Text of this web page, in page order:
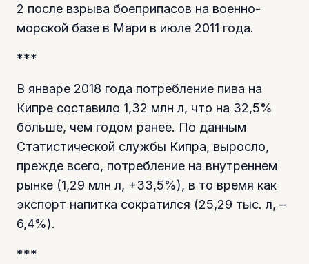
2 после взрыва боеприпасов на военно-
морской базе в Мари в июле 2011 года.
***
В январе 2018 года потребление пива на
Кипре составило 1,32 млн л, что на 32,5%
больше, чем годом ранее. По данным
Статистической службы Кипра, выросло,
прежде всего, потребление на внутреннем
рынке (1,29 млн л, +33,5%), в то время как
экспорт напитка сократился (25,29 тыс. л, –
6,4%).
***